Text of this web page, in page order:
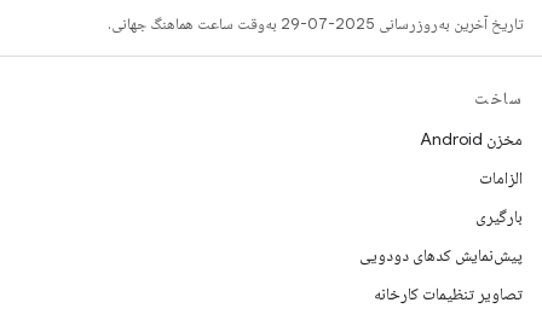
تاریخ آخرین به‌روزرسانی 2025-07-29 به‌وقت ساعت هماهنگ جهانی.
ساخت
مخزن Android
الزامات
بارگیری
پیش‌نمایش کدهای دودویی
تصاویر تنظیمات کارخانه